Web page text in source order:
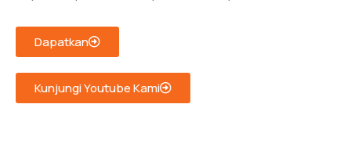
Dapatkan
Kunjungi Youtube Kami